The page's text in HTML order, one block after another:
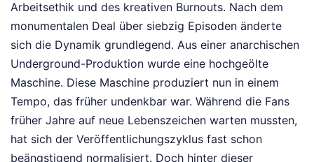
Arbeitsethik und des kreativen Burnouts. Nach dem
monumentalen Deal über siebzig Episoden änderte
sich die Dynamik grundlegend. Aus einer anarchischen
Underground-Produktion wurde eine hochgeölte
Maschine. Diese Maschine produziert nun in einem
Tempo, das früher undenkbar war. Während die Fans
früher Jahre auf neue Lebenszeichen warten mussten,
hat sich der Veröffentlichungszyklus fast schon
beängstigend normalisiert. Doch hinter dieser